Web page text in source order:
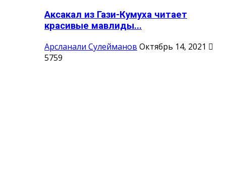
Аксакал из Гази-Кумуха читает
красивые мавлиды...
Арсланали Сулейманов Октябрь 14, 2021
5759